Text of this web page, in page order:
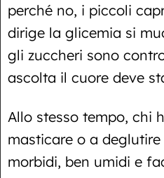
perché no, i piccoli
dirige la glicemia si
gli zuccheri sono
ascolta il cuore deve
Allo stesso tempo, chi
masticare o a
morbidi, ben umidi e